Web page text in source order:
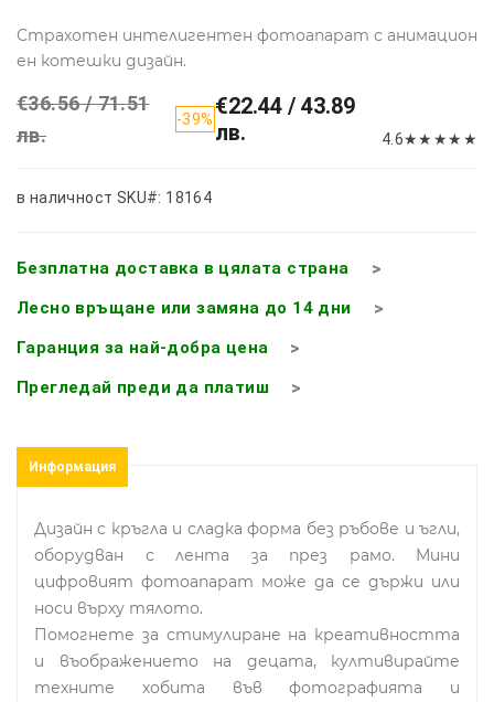
Страхотен интелигентен фотоапарат с анимацион
ен котешки дизайн.
€36.56 / 71.51
лв.
-39%€22.44 / 43.89
лв.
4.6★★ ★★ ★
в наличност SKU#: 18164
Безплатна доставка в цялата страна
Лесно връщане или замяна до 14 дни
Гаранция за най-добра цена
Прегледай преди да платиш
Информация
Дизайн с кръгла и сладка форма без ръбове и ъгли,
оборудван с лента за през рамо. Мини
цифровият фотоапарат може да се държи или
носи върху тялото.
Помогнете за стимулиране на креативността
и въображението на децата, култивирайте
техните хобита във фотографията и